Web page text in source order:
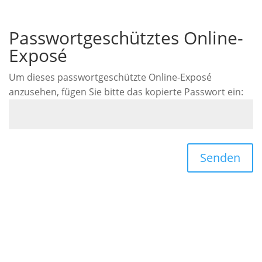
Passwortgeschütztes Online-
Exposé
Um dieses passwortgeschützte Online-Exposé
anzusehen, fügen Sie bitte das kopierte Passwort ein:
Senden